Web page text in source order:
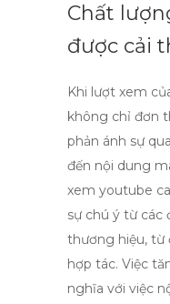
Chất
được cải
Khi lượt xem
không chỉ đơn
phản ánh sự
đến nội dung
xem youtube
sự chú ý từ các
thương hiệu, từ
hợp tác. Việc
nghĩa với việc